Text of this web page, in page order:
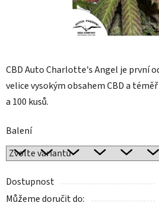
CBD Auto Charlotte's Angel je první
velice vysokým obsahem CBD a
a 100 kusů.
Balení
Dostupnost
Můžeme doručit do: